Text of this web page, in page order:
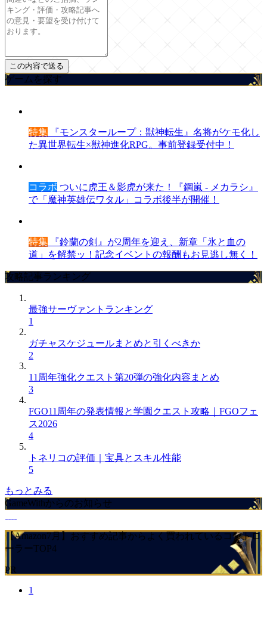
ゲームを探す
特集 『モンスターループ：獣神転生』名将がケモ化し
た異世界転生×獣神進化RPG。事前登録受付中！
コラボ ついに虎王＆影虎が来た！『鋼嵐 - メカラシ』
で「魔神英雄伝ワタル」コラボ後半が開催！
特集 『鈴蘭の剣』が2周年を迎え、新章「氷と血の
道」を解禁ッ！記念イベントの報酬もお見逃し無く！
攻略記事ランキング
最強サーヴァントランキング
1
ガチャスケジュールまとめと引くべきか
2
11周年強化クエスト第20弾の強化内容まとめ
3
FGO11周年の発表情報と学園クエスト攻略｜FGOフェ
ス2026
4
トネリコの評価｜宝具とスキル性能
5
もっとみる
GameWithからのお知らせ
【Amazon7月】おすすめ記事からよく買われているコントロ
ーラーTOP4
PR
1